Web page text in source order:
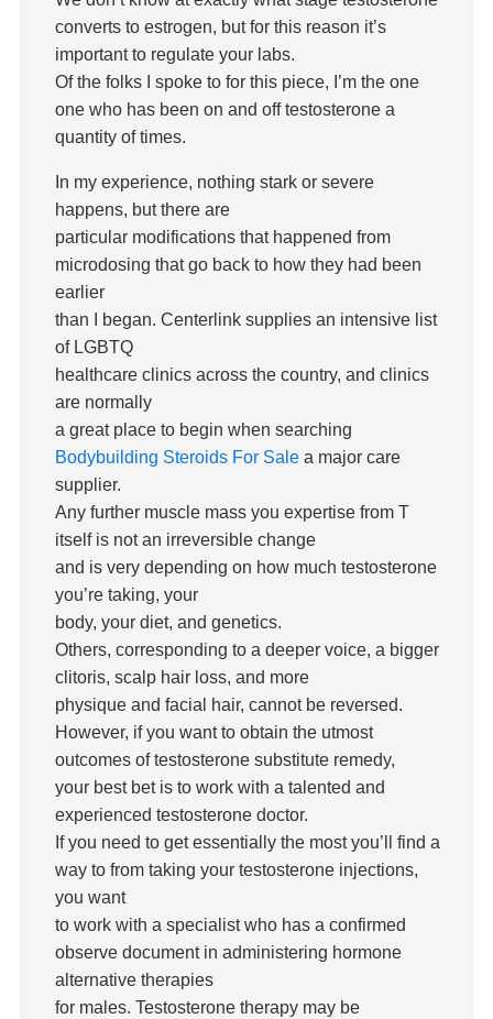
converts to estrogen, but for this reason it’s
important to regulate your labs.
Of the folks I spoke to for this piece, I’m the one
one who has been on and off testosterone a
quantity of times.
In my experience, nothing stark or severe
happens, but there are
particular modifications that happened from
microdosing that go back to how they had been
earlier
than I began. Centerlink supplies an intensive list
of LGBTQ
healthcare clinics across the country, and clinics
are normally
a great place to begin when searching
Bodybuilding Steroids For Sale a major care
supplier.
Any further muscle mass you expertise from T
itself is not an irreversible change
and is very depending on how much testosterone
you’re taking, your
body, your diet, and genetics.
Others, corresponding to a deeper voice, a bigger
clitoris, scalp hair loss, and more
physique and facial hair, cannot be reversed.
However, if you want to obtain the utmost
outcomes of testosterone substitute remedy,
your best bet is to work with a talented and
experienced testosterone doctor.
If you need to get essentially the most you’ll find a
way to from taking your testosterone injections,
you want
to work with a specialist who has a confirmed
observe document in administering hormone
alternative therapies
for males. Testosterone therapy may be